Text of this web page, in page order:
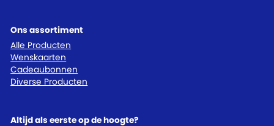
Ons assortiment
Alle Producten
Wenskaarten
Cadeaubonnen
Diverse Producten
Altijd als eerste op de hoogte?